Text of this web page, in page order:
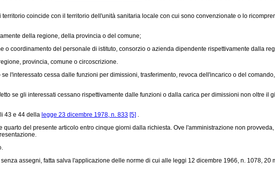
coincide con il territorio dell'unità sanitaria locale con cui sono convenzionate o lo
della regione, della provincia o del comune;
coordinamento del personale di istituto, consorzio o azienda dipendente rispettivamente dalla
provincia, comune o circoscrizione.
l'interessato cessa dalle funzioni per dimissioni, trasferimento, revoca dell'incarico o del
se gli interessati cessano rispettivamente dalle funzioni o dalla carica per dimissioni non oltre il
43 e 44 della legge 23 dicembre 1978, n. 833 [5] .
del presente articolo entro cinque giorni dalla richiesta. Ove l'amministrazione non
assegni, fatta salva l'applicazione delle norme di cui alle leggi 12 dicembre 1966, n. 1078, 20